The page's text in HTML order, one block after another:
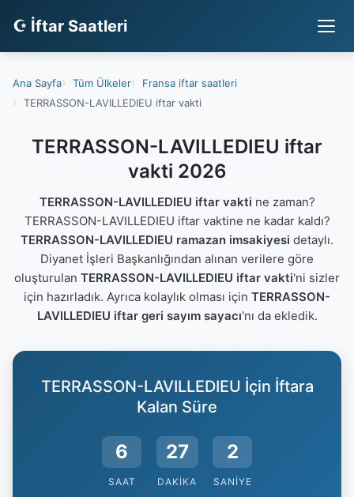
☪ İftar Saatleri
Ana Sayfa Tüm Ülkeler
Fransa iftar saatleri
TERRASSON-LAVILLEDIEU iftar vakti
TERRASSON-LAVILLEDIEU iftar
vakti 2026
TERRASSON-LAVILLEDIEU iftar vakti ne zaman?
TERRASSON-LAVILLEDIEU iftar vaktine ne kadar kaldı?
TERRASSON-LAVILLEDIEU ramazan imsakiyesi detaylı.
Diyanet İşleri Başkanlığından alınan verilere göre
oluşturulan TERRASSON-LAVILLEDIEU iftar vakti'ni sizler
için hazırladık. Ayrıca kolaylık olması için TERRASSON-
LAVILLEDIEU iftar geri sayım sayacı'nı da ekledik.
TERRASSON-LAVILLEDIEU İçin İftara
Kalan Süre
6
SAAT
27
DAKIKA
1
SANIYE